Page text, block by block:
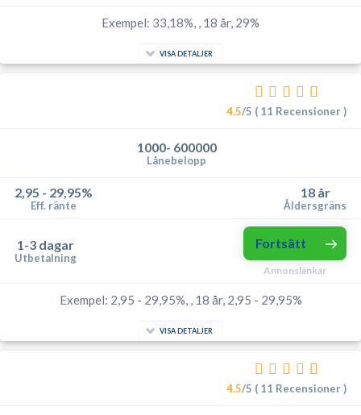
Exempel: 33,18%, , 18 år, 29%
VISA DETALJER
4.5/5 ( 11 Recensioner )
1000- 600000
Lånebelopp
2,95 - 29,95%
Eff. ränte
18 år
Åldersgräns
1-3 dagar
Utbetalning
Fortsätt
Annonslänkar
Exempel: 2,95 - 29,95%, , 18 år, 2,95 - 29,95%
VISA DETALJER
4.5/5 ( 11 Recensioner )